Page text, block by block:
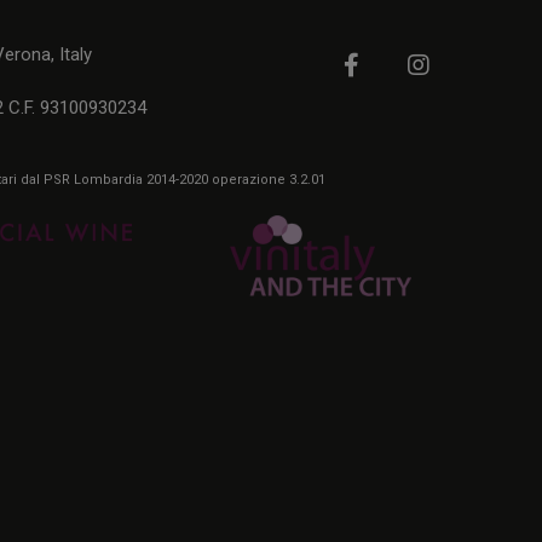
Italy
C.F. 93100930234
PSR Lombardia 2014-2020 operazione 3.2.01